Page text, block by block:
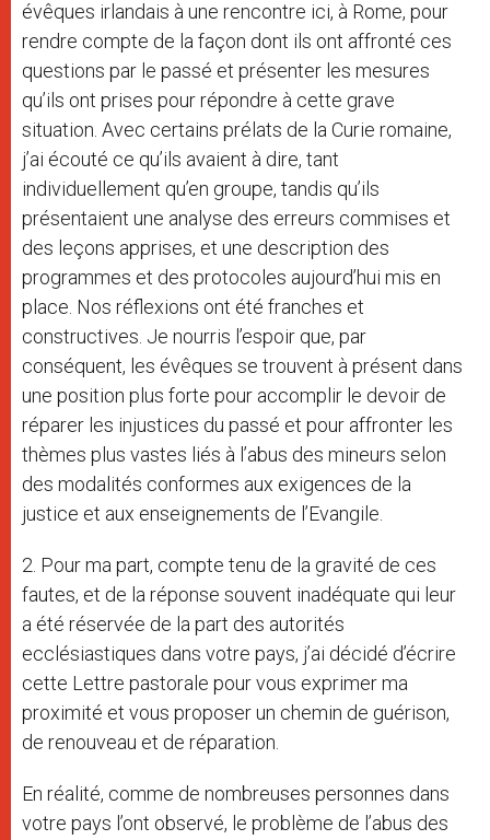
évêques irlandais à une rencontre ici, à Rome, pour
rendre compte de la façon dont ils ont affronté ces
questions par le passé et présenter les mesures
qu’ils ont prises pour répondre à cette grave
situation. Avec certains prélats de la Curie romaine,
j’ai écouté ce qu’ils avaient à dire, tant
individuellement qu’en groupe, tandis qu’ils
présentaient une analyse des erreurs commises et
des leçons apprises, et une description des
programmes et des protocoles aujourd’hui mis en
place. Nos réflexions ont été franches et
constructives. Je nourris l’espoir que, par
conséquent, les évêques se trouvent à présent dans
une position plus forte pour accomplir le devoir de
réparer les injustices du passé et pour affronter les
thèmes plus vastes liés à l’abus des mineurs selon
des modalités conformes aux exigences de la
justice et aux enseignements de l’Evangile.
2. Pour ma part, compte tenu de la gravité de ces
fautes, et de la réponse souvent inadéquate qui leur
a été réservée de la part des autorités
ecclésiastiques dans votre pays, j’ai décidé d’écrire
cette Lettre pastorale pour vous exprimer ma
proximité et vous proposer un chemin de guérison,
de renouveau et de réparation.
En réalité, comme de nombreuses personnes dans
votre pays l’ont observé, le problème de l’abus des